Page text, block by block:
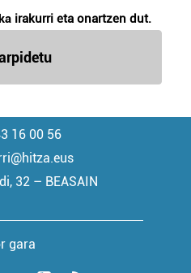
irakurri eta onartzen dut.
16 00 56
32 – BEASAIN
gara